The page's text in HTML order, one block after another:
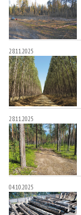
28.11.2025
28.11.2025
04.10.2025